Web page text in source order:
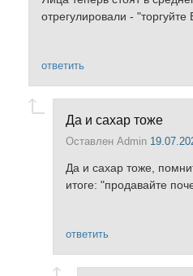
отрегулировали -
ответить
Да и сахар тоже
Оставлен Admin
Да и сахар тоже,
итоге: "продавайте
ответить